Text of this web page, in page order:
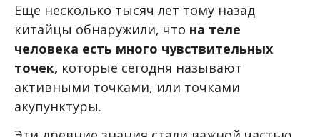
Еще несколько тысяч лет тому назад
китайцы обнаружили, что на теле
человека есть много чувствительных
точек, которые сегодня называют
активными точками, или точками
акупунктуры.